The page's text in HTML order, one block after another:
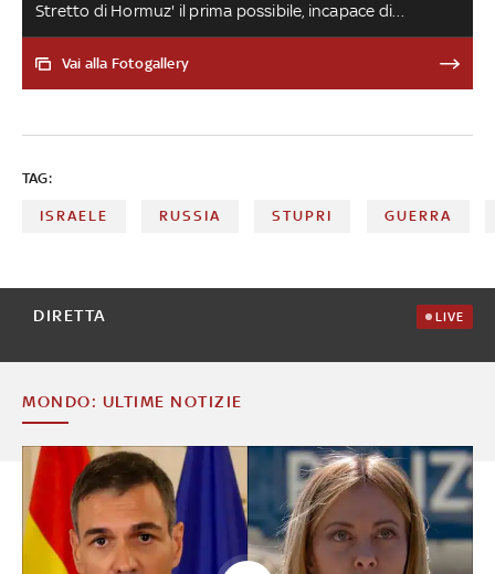
Stretto di Hormuz' il prima possibile, incapace di
sopravvivere ancora a lungo agli effetti del blocco navale
americano. La situazione è davvero così difficile? Anche
Vai alla Fotogallery
TAG:
ISRAELE RUSSIA STUPRI GUERRA
DIRETTA LIVE
MONDO: ULTIME NOTIZIE